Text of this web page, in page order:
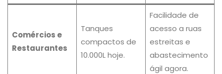
Comércios e
Restaurantes
Tanques
compactos de
10.000L hoje.
Facilidade de
acesso a ruas
estreitas e
abastecimento
ágil agora.